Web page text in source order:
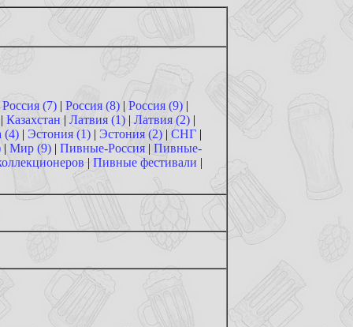
Россия (7)| Россия (8)| Россия (9)|
Казахстан | Латвия (1) | Латвия (2) |
(4) | Эстония (1) | Эстония (2) | СНГ |
| Мир (9) | Пивные-Россия | Пивные-
| Пивные фестивали |